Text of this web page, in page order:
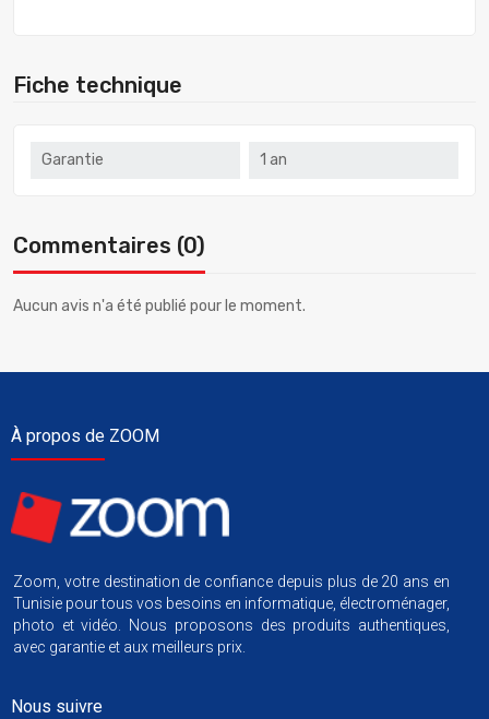
Fiche technique
Garantie 1 an
Commentaires (0)
Aucun avis n'a été publié pour le moment.
À propos de ZOOM
Zoom, votre destination de confiance depuis plus de 20 ans en
Tunisie pour tous vos besoins en informatique, électroménager,
photo et vidéo. Nous proposons des produits authentiques,
avec garantie et aux meilleurs prix.
Nous suivre